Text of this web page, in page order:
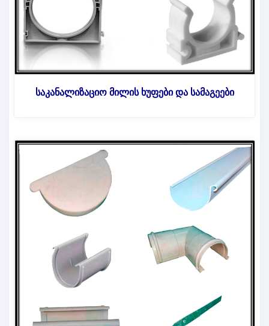
საკანალიზაციო მილის ხუფები და სამაგეები